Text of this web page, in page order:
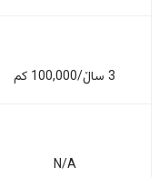
3 ساڵ/100,000 کم
N/A